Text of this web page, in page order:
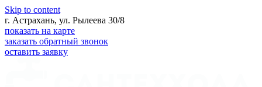
Skip to content
г. Астрахань, ул. Рылеева 30/8
показать на карте
заказать обратный звонок
оставить заявку